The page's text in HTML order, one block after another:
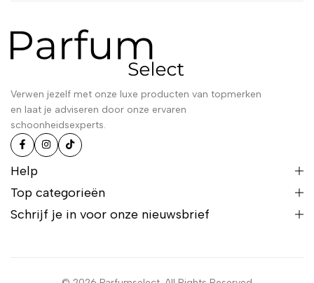
Verwen jezelf met onze luxe producten van topmerken
en laat je adviseren door onze ervaren
schoonheidsexperts.
Help
Top categorieën
Schrijf je in voor onze nieuwsbrief